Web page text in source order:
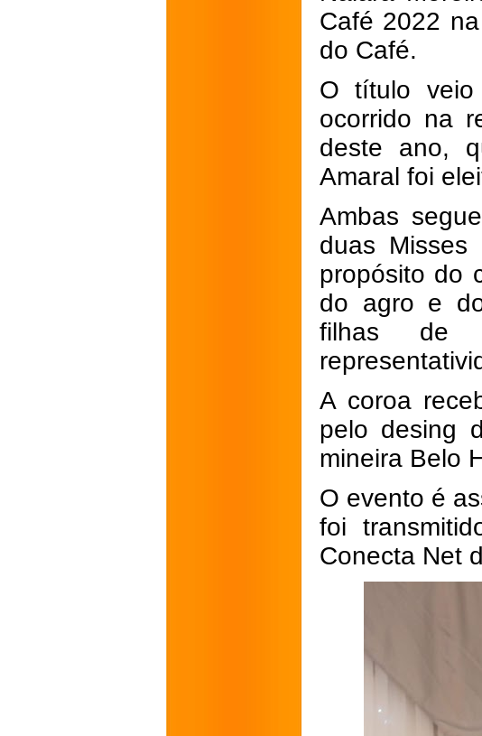
Café 2022
do Café.
O título veio
ocorrido na
deste ano,
Amaral foi
Ambas
duas Misses
propósito do
do agro e
filhas de
A coroa
pelo desing
mineira Belo
O evento é
foi
Conecta Net